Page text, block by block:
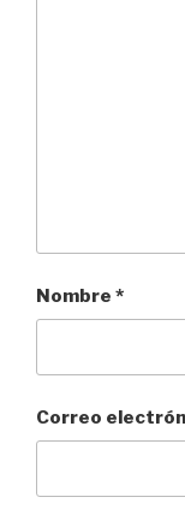
Nombre *
Correo